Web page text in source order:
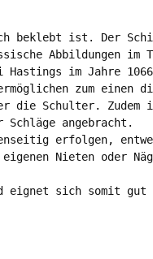
beklebt ist. Der
Abbildungen im
Hastings im Jahre
zum einen
die Schulter. Zudem
angebracht.
erfolgen,
Nieten oder
sich somit gut